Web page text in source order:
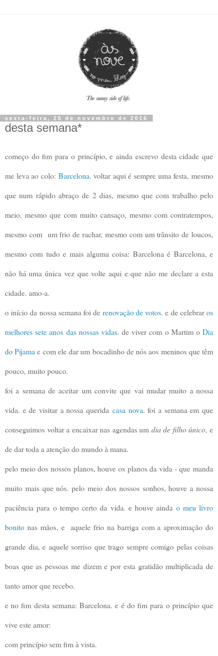
sexta-feira, 25 de novembro de 2016
desta semana*
começo do fim para o princípio, e ainda escrevo desta cidade que
me leva ao colo: Barcelona. voltar aqui é sempre uma festa, mesmo
que num rápido abraço de 2 dias, mesmo que com trabalho pelo
meio, mesmo que com muito cansaço, mesmo com contratempos,
mesmo com um frio de rachar, mesmo com um trânsito de loucos,
mesmo com tudo e mais alguma coisa: Barcelona é Barcelona, e
não há uma única vez que volte aqui e que não me declare a esta
cidade. amo-a.
o início da nossa semana foi de renovação de votos. e de celebraros
melhores sete anos das nossas vidas. de viver com o Martim oDia
do Pijama e com ele dar um bocadinho de nós aos meninos que têm
pouco, muito pouco.
foi a semana de aceitar um convite que vai mudar muito a nossa
vida. e de visitar a nossa querida casa nova. foi a semana em que
conseguimos voltar a encaixar nas agendas um dia de filho único, e
de dar toda a atenção do mundo à mana.
pelo meio dos nossos planos, houve os planos da vida - que manda
muito mais que nós. pelo meio dos nossos sonhos, houve a nossa
paciência para o tempo certo da vida. e houve ainda o meu livro
bonito nas mãos, e aquele frio na barriga com a aproximação do
grande dia, e aquele sorriso que trago sempre comigo pelas coisas
boas que as pessoas me dizem e por esta gratidão multiplicada de
tanto amor que recebo.
e no fim desta semana: Barcelona. e é do fim para o princípio que
vive este amor:
com princípio sem fim à vista.